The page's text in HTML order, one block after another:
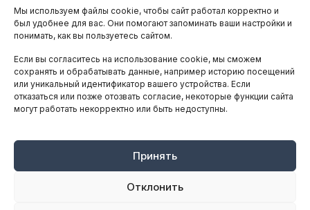
Мы используем файлы cookie, чтобы сайт работал корректно и
был удобнее для вас. Они помогают запоминать ваши настройки и
понимать, как вы пользуетесь сайтом.
Если вы согласитесь на использование cookie, мы сможем
сохранять и обрабатывать данные, например историю посещений
или уникальный идентификатор вашего устройства. Если
отказаться или позже отозвать согласие, некоторые функции сайта
могут работать некорректно или быть недоступны.
Принять
Отклонить
АНАЛИТИКА И СТАТИСТИКА
ARTICLES IN ENGLISH
НАВИГАЦИЯ
Оплата онлайн